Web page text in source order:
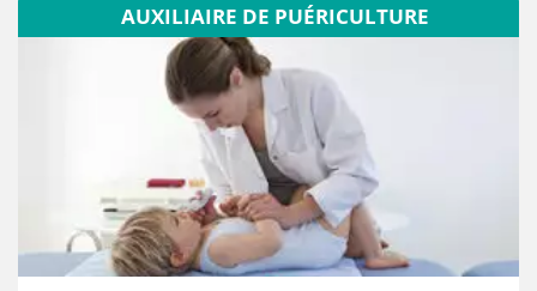
AUXILIAIRE DE PUÉRICULTURE